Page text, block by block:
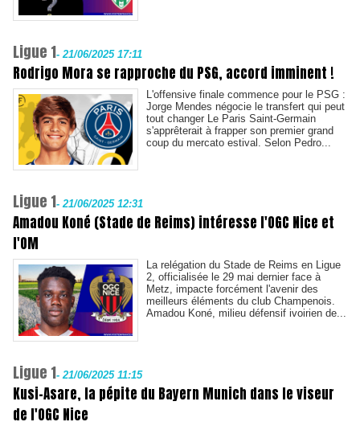
Ligue 1- 21/06/2025 17:11
Rodrigo Mora se rapproche du PSG, accord imminent !
L'offensive finale commence pour le PSG :
Jorge Mendes négocie le transfert qui peut
tout changer Le Paris Saint-Germain
s'apprêterait à frapper son premier grand
coup du mercato estival. Selon Pedro...
Ligue 1- 21/06/2025 12:31
Amadou Koné (Stade de Reims) intéresse l'OGC Nice et
l'OM
La relégation du Stade de Reims en Ligue
2, officialisée le 29 mai dernier face à
Metz, impacte forcément l'avenir des
meilleurs éléments du club Champenois.
Amadou Koné, milieu défensif ivoirien de...
Ligue 1- 21/06/2025 11:15
Kusi-Asare, la pépite du Bayern Munich dans le viseur
de l'OGC Nice